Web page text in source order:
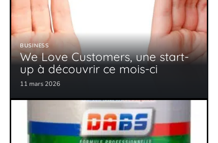
BUSINESS
We Love Customers, une start-
up à découvrir ce mois-ci
11 mars 2026